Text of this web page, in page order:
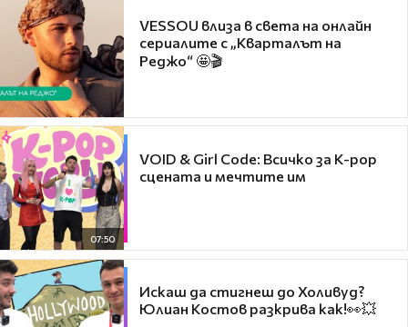
VESSOU влиза в света на онлайн
сериалите с „Кварталът на
Реджо“ 🤩🎬
07:50
VOID & Girl Code: Всичко за K-pop
сцената и мечтите им
Искаш да стигнеш до Холивуд?
Юлиан Костов разкрива как!👀💥